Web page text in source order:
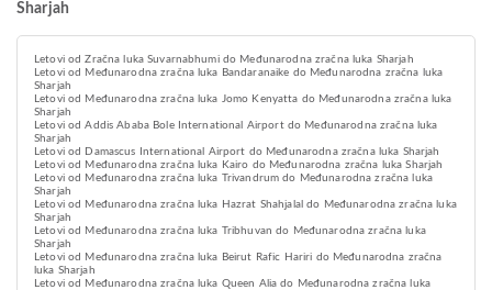
Sharjah
Letovi od Zračna luka Suvarnabhumi do Međunarodna zračna luka Sharjah
Letovi od Međunarodna zračna luka Bandaranaike do Međunarodna zračna luka
Sharjah
Letovi od Međunarodna zračna luka Jomo Kenyatta do Međunarodna zračna luka
Sharjah
Letovi od Addis Ababa Bole International Airport do Međunarodna zračna luka
Sharjah
Letovi od Damascus International Airport do Međunarodna zračna luka Sharjah
Letovi od Međunarodna zračna luka Kairo do Međunarodna zračna luka Sharjah
Letovi od Međunarodna zračna luka Trivandrum do Međunarodna zračna luka
Sharjah
Letovi od Međunarodna zračna luka Hazrat Shahjalal do Međunarodna zračna luka
Sharjah
Letovi od Međunarodna zračna luka Tribhuvan do Međunarodna zračna luka
Sharjah
Letovi od Međunarodna zračna luka Beirut Rafic Hariri do Međunarodna zračna
luka Sharjah
Letovi od Međunarodna zračna luka Queen Alia do Međunarodna zračna luka